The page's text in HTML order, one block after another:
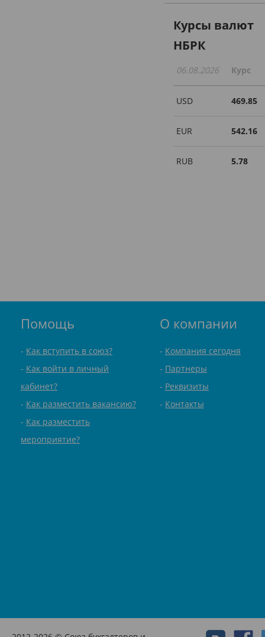
Курсы валют
НБРК
06.08.2026 Курс
USD 469.85
EUR 542.16
RUB 5.78
Помощь
Как вступить в союз?
Как войти в личный
кабинет?
Как разместить вакансию?
Как разместить
мероприятие?
О компании
Компания сегодня
Партнеры
Реквизиты
Контакты